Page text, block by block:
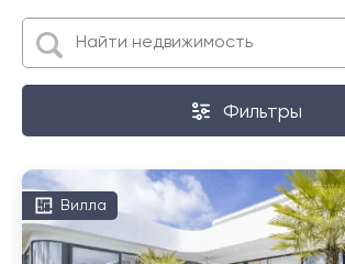
Фильтры
Вилла